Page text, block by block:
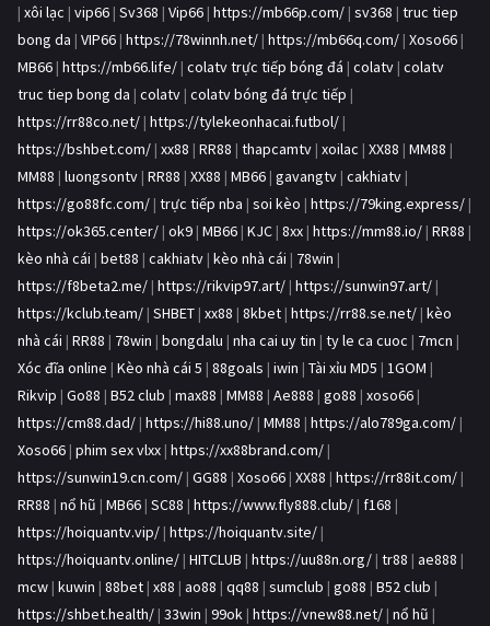
| xôi lạc | vip66 | Sv368 | Vip66 | https://mb66p.com/ | sv368 | truc tiep
bong da | VIP66 | https://78winnh.net/ | https://mb66q.com/ | Xoso66 |
MB66 | https://mb66.life/ | colatv trực tiếp bóng đá | colatv | colatv
truc tiep bong da | colatv | colatv bóng đá trực tiếp |
https://rr88co.net/ | https://tylekeonhacai.futbol/ |
https://bshbet.com/ | xx88 | RR88 | thapcamtv | xoilac | XX88 | MM88 |
MM88 | luongsontv | RR88 | XX88 | MB66 | gavangtv | cakhiatv |
https://go88fc.com/ | trực tiếp nba | soi kèo | https://79king.express/ |
https://ok365.center/ | ok9 | MB66 | KJC | 8xx | https://mm88.io/ | RR88 |
kèo nhà cái | bet88 | cakhiatv | kèo nhà cái | 78win |
https://f8beta2.me/ | https://rikvip97.art/ | https://sunwin97.art/ |
https://kclub.team/ | SHBET | xx88 | 8kbet | https://rr88.se.net/ | kèo
nhà cái | RR88 | 78win | bongdalu | nha cai uy tin | ty le ca cuoc | 7mcn |
Xóc đĩa online | Kèo nhà cái 5 | 88goals | iwin | Tài xỉu MD5 | 1GOM |
Rikvip | Go88 | B52 club | max88 | MM88 | Ae888 | go88 | xoso66 |
https://cm88.dad/ | https://hi88.uno/ | MM88 | https://alo789ga.com/ |
Xoso66 | phim sex vlxx | https://xx88brand.com/ |
https://sunwin19.cn.com/ | GG88 | Xoso66 | XX88 | https://rr88it.com/ |
RR88 | nổ hũ | MB66 | SC88 | https://www.fly888.club/ | f168 |
https://hoiquantv.vip/ | https://hoiquantv.site/ |
https://hoiquantv.online/ | HITCLUB | https://uu88n.org/ | tr88 | ae888 |
mcw | kuwin | 88bet | x88 | ao88 | qq88 | sumclub | go88 | B52 club |
https://shbet.health/ | 33win | 99ok | https://vnew88.net/ | nổ hũ |